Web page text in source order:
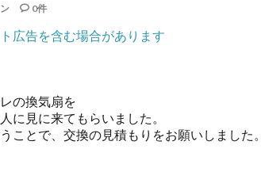
0件
広告を含む場合があります
の換気扇を
に見に来てもらいました。
ことで、交換の見積もりをお願いしました。